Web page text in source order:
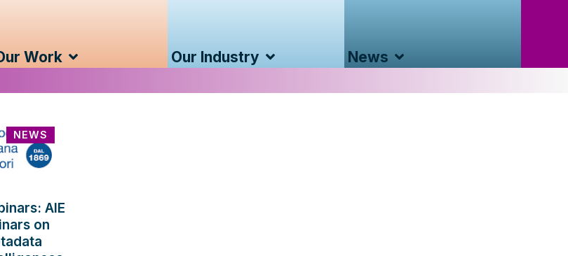
Work Our Industry News
NEWS
AIE
on